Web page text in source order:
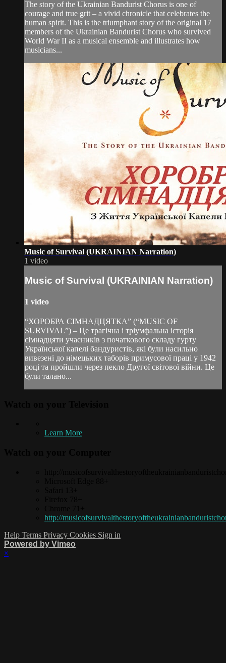
The story of the Ukrainian Bandurist Chorus is one of
courage and true grit – a vivid chronicle that celebrates the
human spirit. This is the triumphant story of the original 17
members of the Ukrainian Bandurist Chorus who survived
World War II as a musical ensemble and illustrates how
musicians...
Music of Survival (UKRAINIAN Narration)
1 video
Music of Survival (UKRAINIAN Narration)
1 video
“ХОРОБРА СІМНАДЦЯТКА” (“MUSIC OF
SURVIVAL”) – Це трагічна і тріумфальна історія
сімнадцяти учасників з початкового складу гурту
Української капелі бандуристів, які були насильно
вивезені до німецьких таборів примусової праці у 1942
році та пройшли через пекло Другої світової війни. Це
були талано...
Learn More
http://
Help Terms Privacy Cookies Sign in
Powered by Vimeo
×